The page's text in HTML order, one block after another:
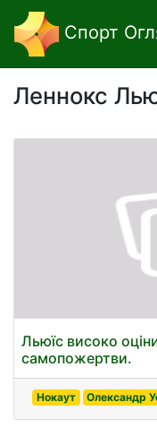
Спорт
Леннокс
Льюїс високо
самопожертви.
Нокаут Олександр